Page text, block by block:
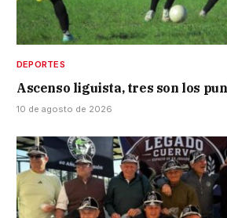
DEPORTES
Ascenso liguista, tres son los
10 de agosto de 2026